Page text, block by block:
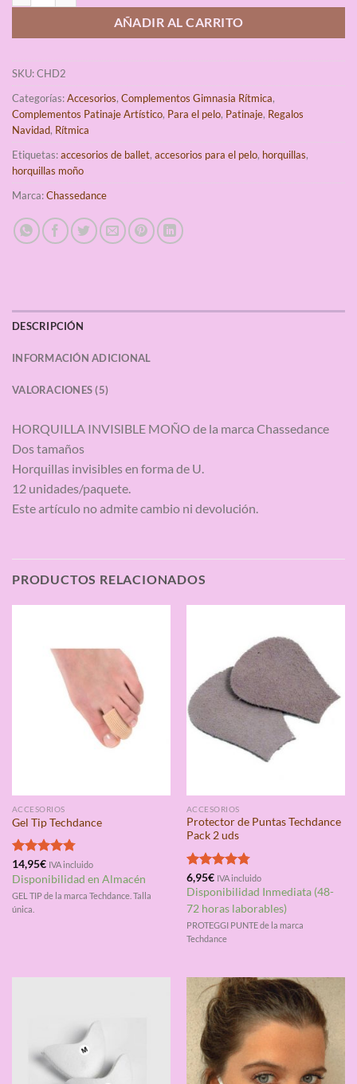
AÑADIR AL CARRITO
SKU:CHD2
Categorías:Accesorios, Complementos Gimnasia Rítmica,
Complementos Patinaje Artístico, Para el pelo, Patinaje, Regalos
Navidad, Rítmica
Etiquetas:accesorios de ballet, accesorios para el pelo, horquillas,
horquillas moño
Marca:Chassedance
DESCRIPCIÓN
INFORMACIÓN ADICIONAL
VALORACIONES (5)
HORQUILLA INVISIBLE MOÑO de la marca Chassedance
Dos tamaños
Horquillas invisibles en forma de U.
12 unidades/paquete.
Este artículo no admite cambio ni devolución.
PRODUCTOS RELACIONADOS
ACCESORIOS
Gel Tip Techdance
Valorado
con4.75
de 5
14,95€ IVA incluido
Disponibilidad en Almacén
GEL TIP de la marca Techdance. Talla
única.
ACCESORIOS
Protector de Puntas Techdance
Pack 2 uds
Valorado
con4.75
de 5
6,95€ IVA incluido
Disponibilidad Inmediata (48-
72 horas laborables)
PROTEGGI PUNTE de la marca
Techdance